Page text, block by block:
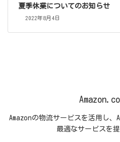
夏季休業についてのお知らせ
2022年8月4日
Amazonの物流サービスを活用し
最適なサービスを